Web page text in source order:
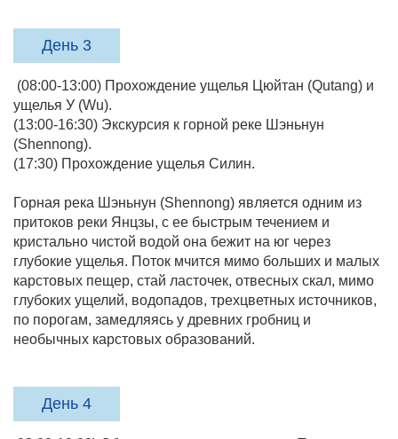
День 3
(08:00-13:00) Прохождение ущелья Цюйтан (Qutang) и
ущелья У (Wu).
(13:00-16:30) Экскурсия к горной реке Шэньнун
(Shennong).
(17:30) Прохождение ущелья Силин.
Горная река Шэньнун (Shennong) является одним из
притоков реки Янцзы, с ее быстрым течением и
кристально чистой водой она бежит на юг через
глубокие ущелья. Поток мчится мимо больших и малых
карстовых пещер, стай ласточек, отвесных скал, мимо
глубоких ущелий, водопадов, трехцветных источников,
по порогам, замедляясь у древних гробниц и
необычных карстовых образований.
День 4